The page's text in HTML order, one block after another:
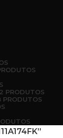
2 PRODUTOS
PRODUTOS